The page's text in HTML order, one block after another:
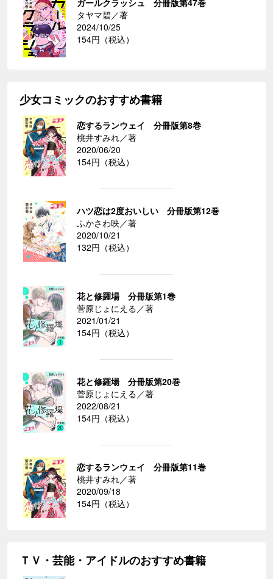
ガールクラッシュ 分冊版第47巻
タヤマ碧／著
2024/10/25
154円（税込）
少女コミックのおすすめ書籍
恋するランウェイ 分冊版第8巻
桃井すみれ／著
2020/06/20
154円（税込）
ハツ恋は2度おいしい 分冊版第12巻
ふかさわ映／著
2020/10/21
132円（税込）
花と修羅場 分冊版第1巻
菅原じょにえる／著
2021/01/21
154円（税込）
花と修羅場 分冊版第20巻
菅原じょにえる／著
2022/08/21
154円（税込）
恋するランウェイ 分冊版第11巻
桃井すみれ／著
2020/09/18
154円（税込）
ＴＶ・芸能・アイドルのおすすめ書籍